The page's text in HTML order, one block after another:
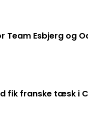
Team Esbjerg og
fik franske tæsk i